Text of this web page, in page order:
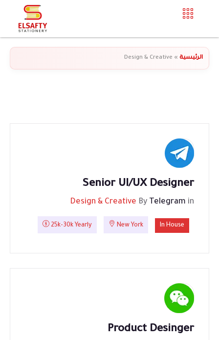
الرئيسية »
Design & Creative
Senior UI/UX Designer
By Telegram in
Design & Creative
In House
New York
25k-30k Yearly
Product Desinger